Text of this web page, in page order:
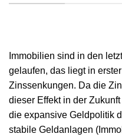
Immobilien sind in den
gelaufen, das liegt in
Zinssenkungen. Da die
dieser Effekt in der
die expansive Geldpolitik
stabile Geldanlagen